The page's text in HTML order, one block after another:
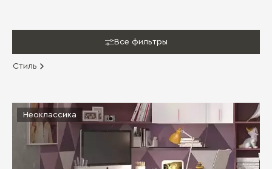
Все фильтры
Стиль
Неоклассика